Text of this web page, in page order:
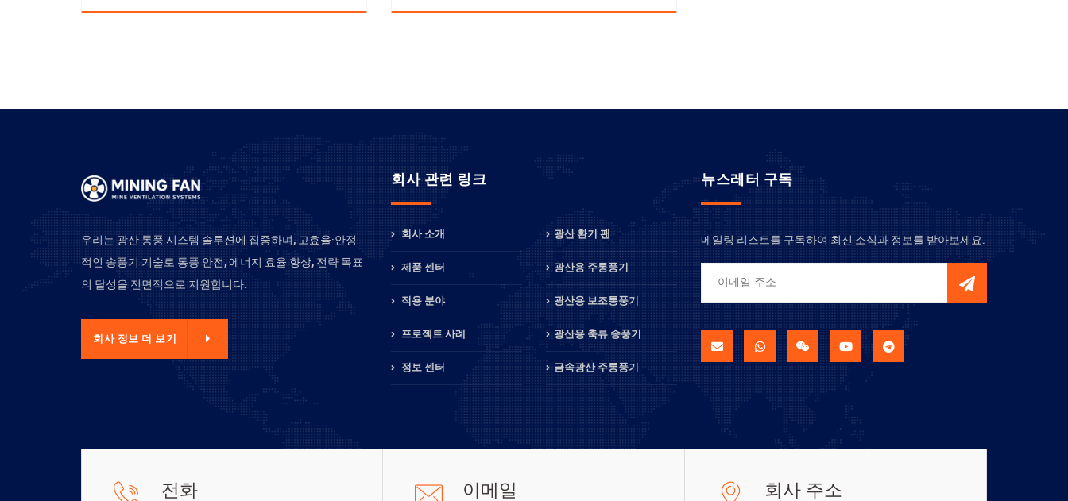
우리는 광산 통풍 시스템 솔루션에 집중하며, 고효율·안정
적인 송풍기 기술로 통풍 안전, 에너지 효율 향상, 전략 목표
의 달성을 전면적으로 지원합니다.
회사 정보 더 보기
회사 관련 링크
회사 소개
제품 센터
적용 분야
프로젝트 사례
정보 센터
광산 환기 팬
광산용 주통풍기
광산용 보조통풍기
광산용 축류 송풍기
금속광산 주통풍기
뉴스레터 구독
메일링 리스트를 구독하여 최신 소식과 정보를 받아보세요.
전화 이메일 회사 주소